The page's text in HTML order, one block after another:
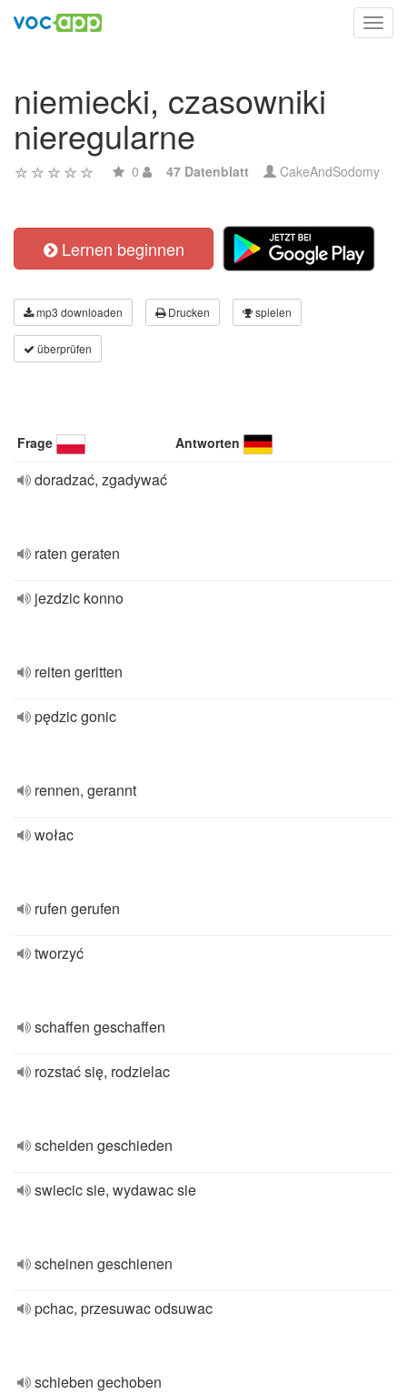
niemiecki, czasowniki
nieregularne
0 47 Datenblatt CakeAndSodomy
Lernen beginnen
mp3 downloaden Drucken spielen
überprüfen
Frage Antworten
doradzać, zgadywać
raten geraten
jezdzic konno
reiten geritten
pędzic gonic
rennen, gerannt
wołac
rufen gerufen
tworzyć
schaffen geschaffen
rozstać się, rodzielac
scheiden geschieden
swiecic sie, wydawac sie
scheinen geschienen
pchac, przesuwac odsuwac
schieben gechoben